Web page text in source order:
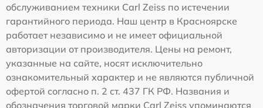
обслуживанием техники Carl Zeiss по истечении
гарантийного периода. Наш центр в Красноярске
работает независимо и не имеет официальной
авторизации от производителя. Цены на ремонт,
указанные на сайте, носят исключительно
ознакомительный характер и не являются публичной
офертой согласно п. 2 ст. 437 ГК РФ. Названия и
обозначения торговой марки Carl Zeiss упоминаются